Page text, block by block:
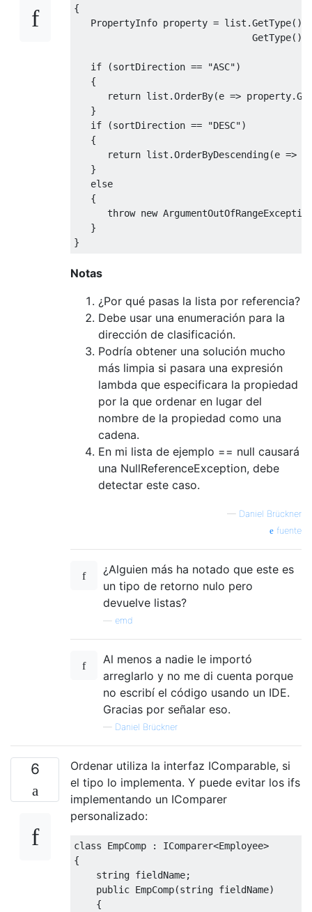
{
PropertyInfo property = list .GetType().
GetType().
if (sortDirection == "ASC")
{
return list .OrderBy(e => property.
}
if
(sortDirection == "DESC")
{
return list .OrderByDescending(e =>
}
else
{
throw new
}
}
Notas
¿Por qué pasas la lista por referencia?
Debe usar una enumeración para la
dirección de clasificación.
Podría obtener una solución mucho
más limpia si pasara una expresión
lambda que especificara la propiedad
por la que ordenar en lugar del
nombre de la propiedad como una
cadena.
En mi lista de ejemplo == null causará
una NullReferenceException, debe
detectar este caso.
— Daniel Brückner
fuente
¿Alguien más ha notado que este es
un tipo de retorno nulo pero
devuelve listas?
emd
Al menos a nadie le importó
arreglarlo y no me di cuenta porque
no escribí el código usando un IDE.
Gracias por señalar eso.
— Daniel Brückner
6
Ordenar utiliza la interfaz IComparable, si
el tipo lo implementa. Y puede evitar los ifs
implementando un IComparer
personalizado:
class EmpComp : IComparer<Employee>
{
string fieldName;
public EmpComp(string fieldName)
{